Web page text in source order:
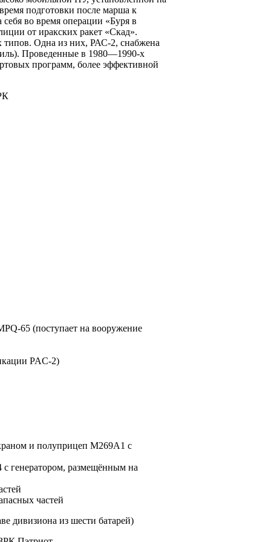
подготовки после марша к
во время операции «Буря в
от иракских ракет «Скад».
типов. Одна из них, РАС-2, снабжена
Проведенные в 1980—1990-х
программ, более эффективной
65 (поступает на вооружение
PAC-2)
и полуприцеп М269А1 с
генератором, размещённым на
частей
дивизиона из шести батарей)